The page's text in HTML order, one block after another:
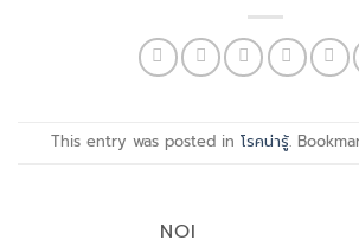
This entry was posted in โรคน่ารู้.
NOI